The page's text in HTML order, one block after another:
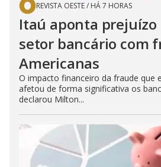
REVISTA OESTE/ HÁ 7 HORAS
Itaú aponta
setor bancário com
Americanas
O impacto financeiro da fraude que
afetou de forma significativa os
declarou Milton...